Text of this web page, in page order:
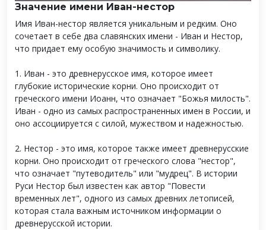
Значение имени Иван-нестор
Имя Иван-нестор является уникальным и редким. Оно
сочетает в себе два славянских имени - Иван и Нестор,
что придает ему особую значимость и символику.
1. Иван - это древнерусское имя, которое имеет
глубокие исторические корни. Оно происходит от
греческого имени Иоанн, что означает "Божья милость".
Иван - одно из самых распространенных имен в России, и
оно ассоциируется с силой, мужеством и надежностью.
2. Нестор - это имя, которое также имеет древнерусские
корни. Оно происходит от греческого слова "нестор",
что означает "путеводитель" или "мудрец". В истории
Руси Нестор был известен как автор "Повести
временных лет", одного из самых древних летописей,
которая стала важным источником информации о
древнерусской истории.